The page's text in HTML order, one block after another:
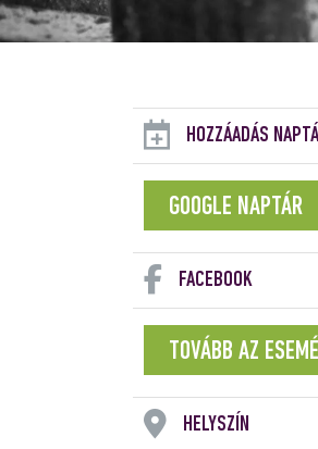
HOZZÁADÁS
GOOGLE NAPTÁR
FACEBOOK
TOVÁBB AZ
HELYSZÍN